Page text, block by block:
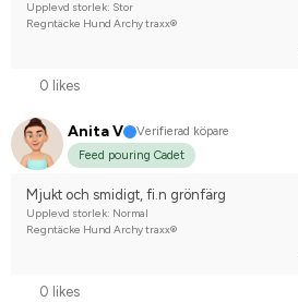
Upplevd storlek: Stor
Regntäcke Hund Archy traxx®
0 likes
Anita V
Verifierad köpare
Feed pouring Cadet
Mjukt och smidigt, fi.n grönfärg
Upplevd storlek: Normal
Regntäcke Hund Archy traxx®
0 likes